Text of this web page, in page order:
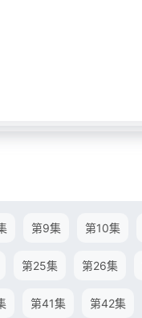
第9集 第10集
第25集 第26集
第41集 第42集